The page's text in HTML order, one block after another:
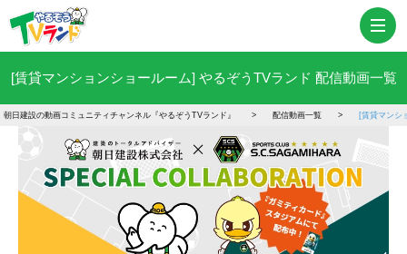
[賃貸マンションショールーム] やるぞうTVランド 配信動画一覧
朝日建設の動画コミュニティチャンネル『やるぞうTVランド』 配信動画一覧 [賃貸マンシ